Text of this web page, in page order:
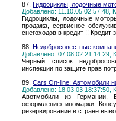
87. Гидроциклы, лодочные
Добавлено: 11.10.05 02:57:48,
Гидроциклы, лодочные
продажа, сервисное
снегоходов в кредит !! Кредит
88. Недобросовестные
Добавлено: 07.08.02 21:14:29,
Черный список
инспекции по защите прав
89. Cars On-line: Автомобили
Добавлено: 18.03.03 18:37:50,
Авотмобили из Германии,
оформлению иномарки.
резервирование в стране